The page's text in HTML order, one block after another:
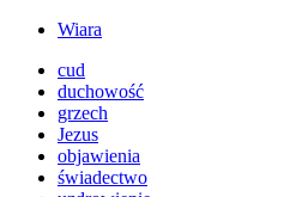
Wiara
cud
duchowość
grzech
Jezus
objawienia
świadectwo